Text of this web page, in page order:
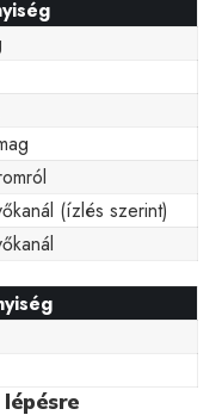
(ízlés szerint)